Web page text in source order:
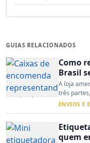
GUIAS RELACIONADOS
Como
Brasil
A loja
três
ENVIOS E
quem